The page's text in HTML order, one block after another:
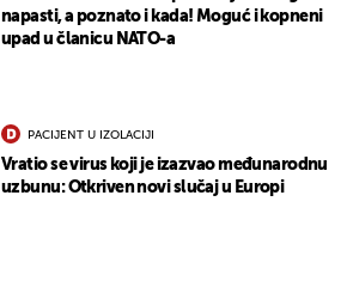
napasti, a poznato i kada! Moguć i kopneni
upad u članicu NATO-a
PACIJENT U IZOLACIJI
Vratio se virus koji je izazvao međunarodnu
uzbunu: Otkriven novi slučaj u Europi